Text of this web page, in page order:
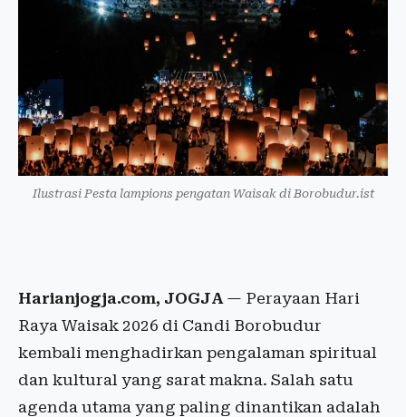
Ilustrasi Pesta lampions pengatan Waisak di Borobudur.ist
Harianjogja.com, JOGJA— Perayaan Hari
Raya Waisak 2026 di Candi Borobudur
kembali menghadirkan pengalaman spiritual
dan kultural yang sarat makna. Salah satu
agenda utama yang paling dinantikan adalah